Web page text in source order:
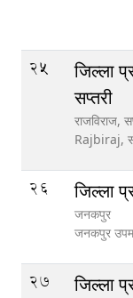
25
जिल्ला
सप्तरी
राजविराज,
Rajbiraj,
26 जिल्ला
जनकपुर
जनकपुर
27
जिल्ला